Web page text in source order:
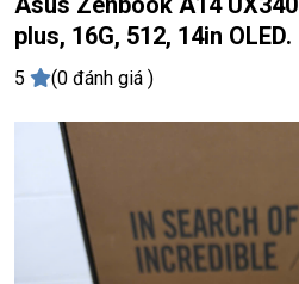
plus, 16G, 512, 14in OLED.
5 (0 đánh giá )